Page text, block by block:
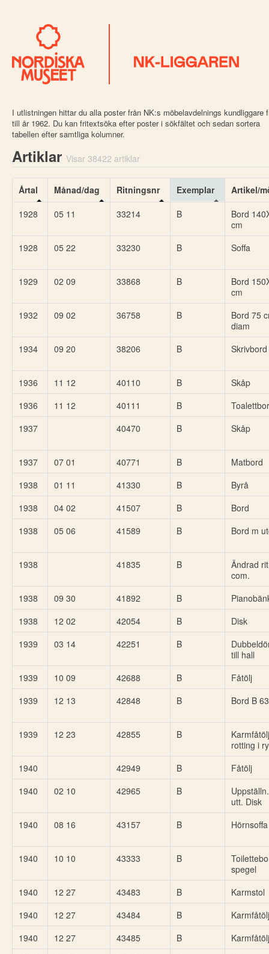
I utlistningen hittar du alla poster från NK:s möbelavdelnings kundliggare
till år 1962. Du kan fritextsöka efter poster i sökfältet och sedan sortera
tabellen efter samtliga kolumner.
Artiklar Visar 38422 artiklar
Årtal Månad/dag Ritningsnr Exemplar
Artikel/
1928
05 11 33214 B
Bord
cm
1928
05 22 33230 B Soffa
1929 02 09 33868 B
Bord
cm
1932
09 02 36758 B
Bord 75
diam
1934
09 20 38206 B Skrivbord
1936 11 12 40110 B
Skåp
1936
11 12 40111 B
1937
40470 B Skåp
1937 07 01 40771 B
Matbord
1938
01 11 41330 B
Byrå
1938
04 02 41507 B
Bord
1938
05 06 41589 B Bord m
1938 41835 B
Ändrad
com.
1938
09 30 41892 B
1938
12 02 42054 B
Disk
1939
03 14 42251 B
till hall
1939
10 09 42688 B
Fåtölj
1939
12 13 42848 B Bord B
1939 12 23 42855 B
rotting i
1940
42949 B
Fåtölj
1940
02 10 42965 B
utt. Disk
1940
08 16 43157 B Hörnsoffa
1940 10 10 43333 B
spegel
1940
12 27 43483 B
Karmstol
1940
12 27 43484 B
Karmfåtölj
1940
12 27 43485 B
Karmfåtölj